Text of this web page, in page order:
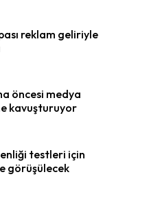
reklam geliriyle
öncesi medya
kavuşturuyor
testleri için
görüşülecek